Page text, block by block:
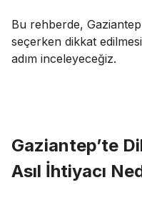
Bu rehberde,
seçerken dikkat
adım inceleyeceğiz.
Gaziantep’te
Asıl İhtiyacı